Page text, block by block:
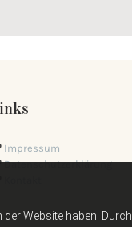
Website haben. Durch
Impressum
Datenschutzerklärung